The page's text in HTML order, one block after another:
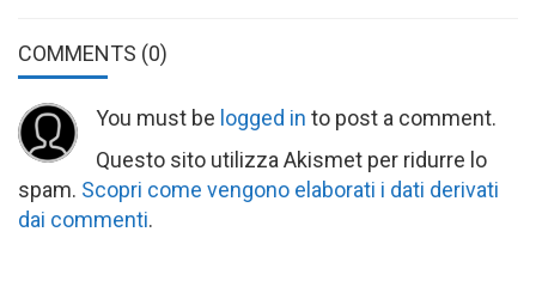
COMMENTS (0)
You must be logged in to post a comment.
Questo sito utilizza Akismet per ridurre lo
spam. Scopri come vengono elaborati i dati derivati
dai commenti.